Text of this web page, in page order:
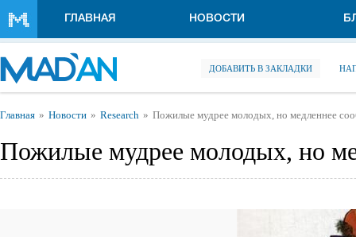
ГЛАВНАЯ НОВОСТИ
ДОБАВИТЬ В ЗАКЛАДКИ
Вы здесь
Главная Новости Research Пожилые мудрее молодых, но медленнее
Пожилые мудрее молодых, но